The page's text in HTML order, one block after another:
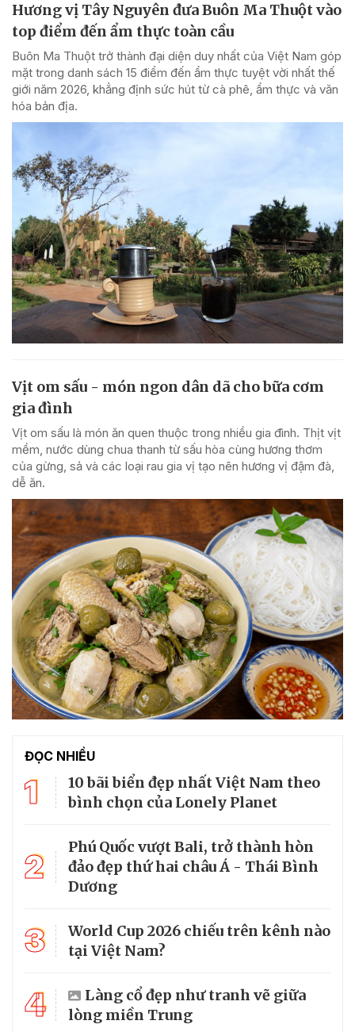
Hương vị Tây Nguyên đưa Buôn Ma Thuột vào
top điểm đến ẩm thực toàn cầu
Buôn Ma Thuột trở thành đại diện duy nhất của Việt Nam góp
mặt trong danh sách 15 điểm đến ẩm thực tuyệt vời nhất thế
giới năm 2026, khẳng định sức hút từ cà phê, ẩm thực và văn
hóa bản địa.
Vịt om sấu - món ngon dân dã cho bữa cơm
gia đình
Vịt om sấu là món ăn quen thuộc trong nhiều gia đình. Thịt vịt
mềm, nước dùng chua thanh từ sấu hòa cùng hương thơm
của gừng, sả và các loại rau gia vị tạo nên hương vị đậm đà,
dễ ăn.
ĐỌC NHIỀU
1
10 bãi biển đẹp nhất Việt Nam theo
bình chọn của Lonely Planet
2
Phú Quốc vượt Bali, trở thành hòn
đảo đẹp thứ hai châu Á - Thái Bình
Dương
3
World Cup 2026 chiếu trên kênh nào
tại Việt Nam?
4
Làng cổ đẹp như tranh vẽ giữa
lòng miền Trung